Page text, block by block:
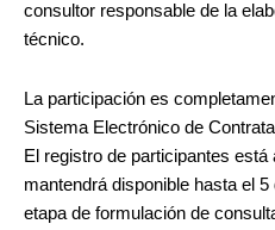
consultor responsable de la
técnico.
La participación es
Sistema Electrónico de
El registro de participantes
mantendrá disponible hasta el 5
etapa de formulación de